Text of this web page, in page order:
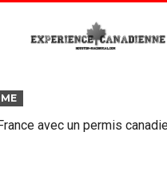
avec un permis